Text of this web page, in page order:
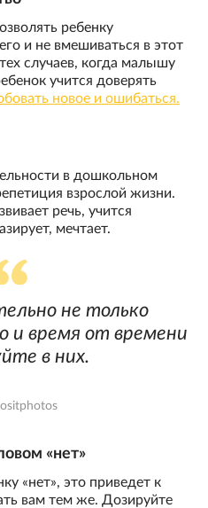
ребенку
и не вмешиваться в этот
случаев, когда малышу
учится доверять
новое и ошибаться.
в дошкольном
взрослой жизни.
речь, учится
мечтает.
не только
и время от времени
в них.
«нет»
«нет», это приведет к
вам тем же. Дозируйте